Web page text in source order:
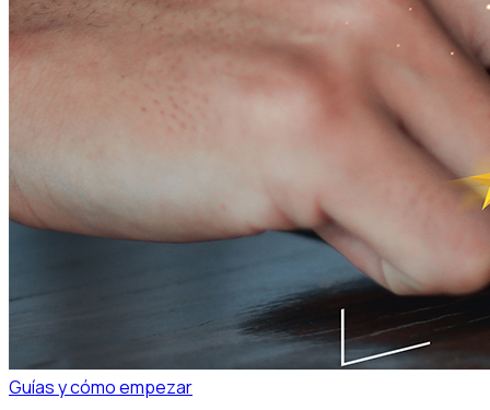
Guías y cómo empezar